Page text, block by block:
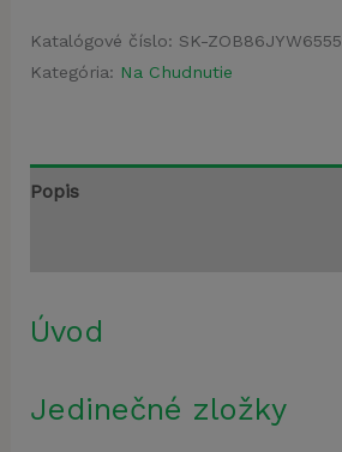
Katalógové číslo: SK-ZOB86JYW6555
Kategória: Na Chudnutie
Popis
Úvod
Jedinečné zložky